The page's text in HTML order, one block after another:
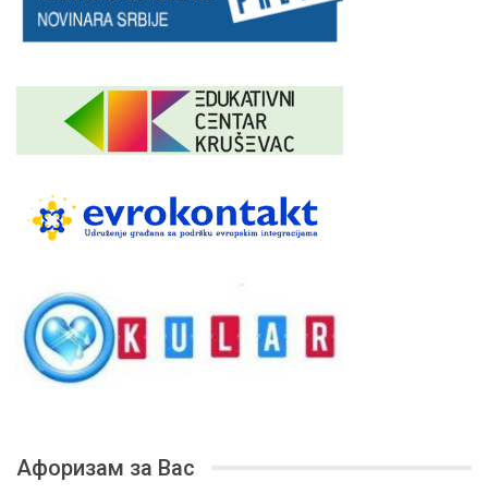
Афоризам за Вас